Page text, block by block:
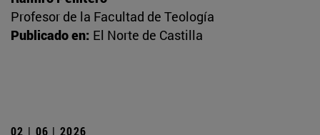
Profesor de la Facultad de Teología
Publicado en: El Norte de Castilla
02 | 06 | 2026